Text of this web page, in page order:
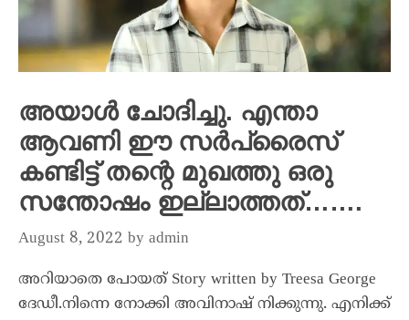
അയാൾ ചോദിച്ചു. എന്താ
ആവണി ഈ സർപ്രൈസ്
കണ്ടിട്ട് തന്റെ മുഖത്തു ഒരു
സന്തോഷം ഇല്ലാത്തത്…….
August 8, 2022 by admin
അറിയാതെ പോയത് Story written by Treesa George
ദേഡീ.നിന്നെ നോക്കി അവിനാഷ് നിക്കുന്നു. എനിക്ക്